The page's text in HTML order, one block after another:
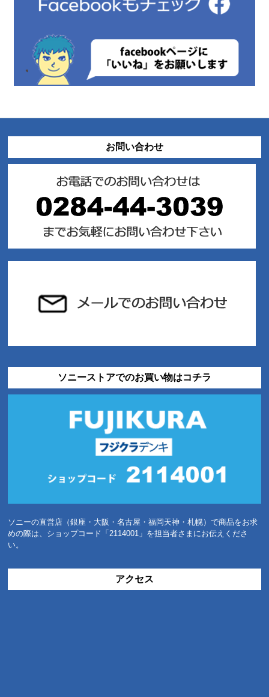
お問い合わせ
ソニーストアでのお買い物はコチラ
ソニーの直営店（銀座・大阪・名古屋・福岡天神・札幌）で商品をお求
めの際は、ショップコード「2114001」を担当者さまにお伝えくださ
い。
アクセス